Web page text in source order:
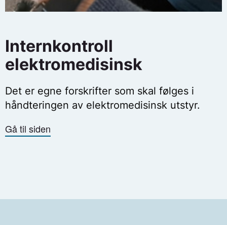
Internkontroll
elektromedisinsk
Det er egne forskrifter som skal følges i
håndteringen av elektromedisinsk utstyr.
Gå til siden